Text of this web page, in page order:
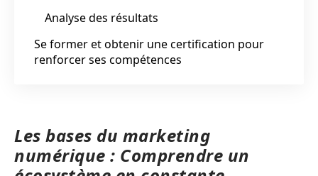
Analyse des résultats
Se former et obtenir une certification pour
renforcer ses compétences
Les bases du marketing
numérique : Comprendre un